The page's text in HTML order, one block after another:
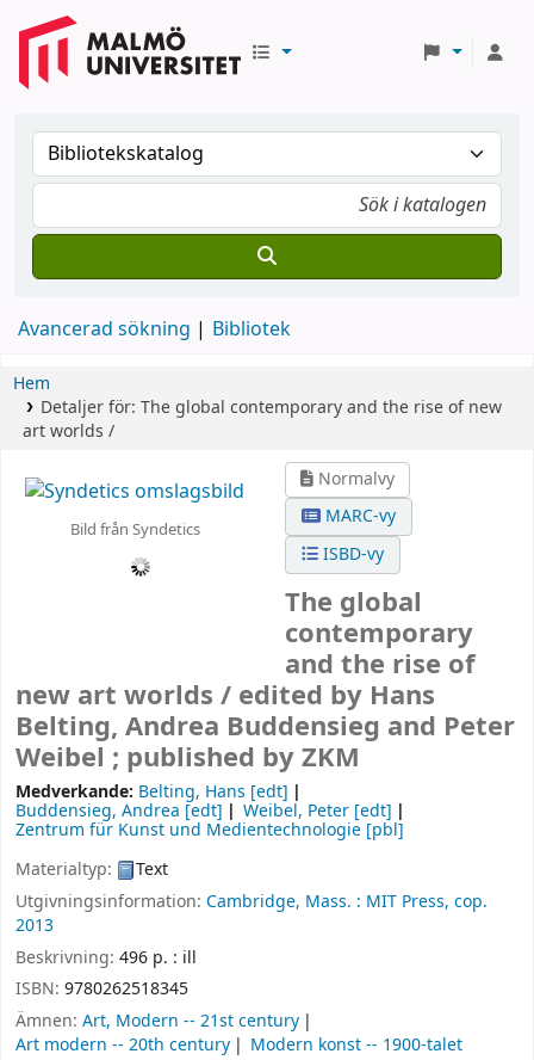
Avancerad sökning Bibliotek
Hem
Detaljer för: The global contemporary and the rise of new
art worlds /
Bild från Syndetics
Normalvy
MARC-vy
ISBD-vy
The global
contemporary
and the rise of
new art worlds / edited by Hans
Belting, Andrea Buddensieg and Peter
Weibel ; published by ZKM
Medverkande: Belting, Hans [edt]
Buddensieg, Andrea [edt] Weibel, Peter [edt]
Zentrum für Kunst und Medientechnologie [pbl]
Materialtyp:
Text
Utgivningsinformation: Cambridge, Mass. : MIT Press, cop.
2013
Beskrivning: 496 p. : ill
ISBN: 9780262518345
Ämnen: Art, Modern -- 21st century
Art modern -- 20th century
Modern konst -- 1900-talet